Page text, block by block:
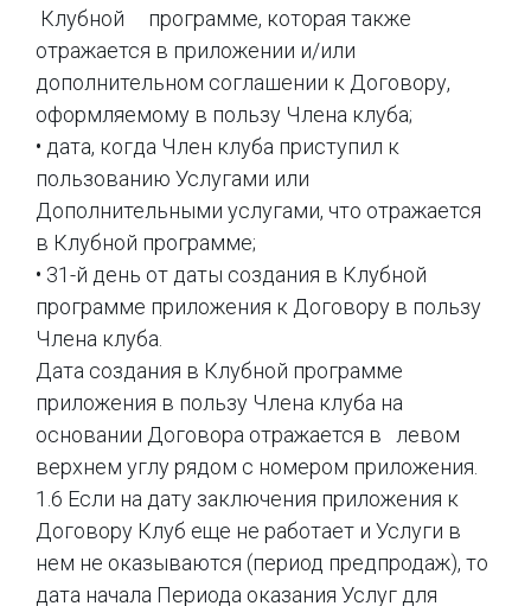
Клубной программе, которая также
отражается в приложении и/или
дополнительном соглашении к Договору,
оформляемому в пользу Члена клуба;
• дата, когда Член клуба приступил к
пользованию Услугами или
Дополнительными услугами, что отражается
в Клубной программе;
• 31-й день от даты создания в Клубной
программе приложения к Договору в пользу
Члена клуба.
Дата создания в Клубной программе
приложения в пользу Члена клуба на
основании Договора отражается в левом
верхнем углу рядом с номером приложения.
1.6 Если на дату заключения приложения к
Договору Клуб еще не работает и Услуги в
нем не оказываются (период предпродаж), то
дата начала Периода оказания Услуг для